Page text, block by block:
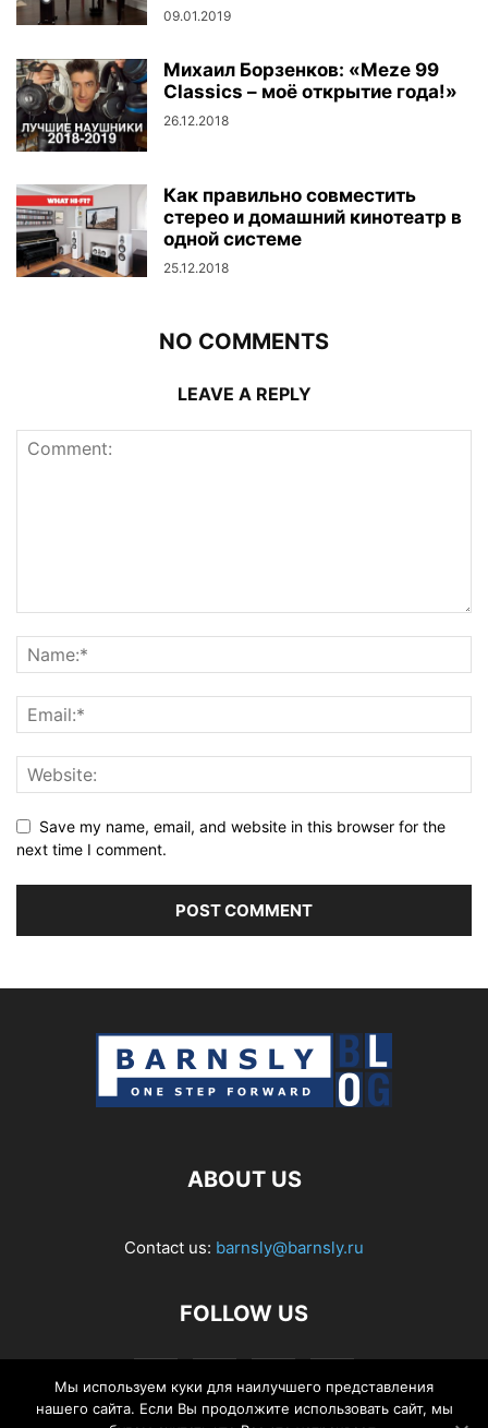
09.01.2019
Михаил Борзенков: «Meze 99
Classics – моё открытие года!»
26.12.2018
Как правильно совместить
стерео и домашний кинотеатр в
одной системе
25.12.2018
NO COMMENTS
LEAVE A REPLY
Save my name, email, and website in this browser for the
next time I comment.
ABOUT US
Contact us: barnsly@barnsly.ru
FOLLOW US
Мы используем куки для наилучшего представления
нашего сайта. Если Вы продолжите использовать сайт, мы